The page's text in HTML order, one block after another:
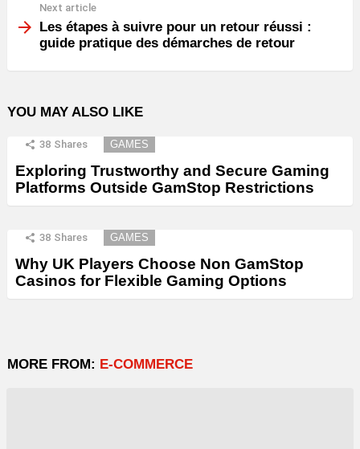
Next article
Les étapes à suivre pour un retour réussi :
guide pratique des démarches de retour
YOU MAY ALSO LIKE
38 Shares GAMES
Exploring Trustworthy and Secure Gaming
Platforms Outside GamStop Restrictions
38 Shares GAMES
Why UK Players Choose Non GamStop
Casinos for Flexible Gaming Options
MORE FROM: E-COMMERCE